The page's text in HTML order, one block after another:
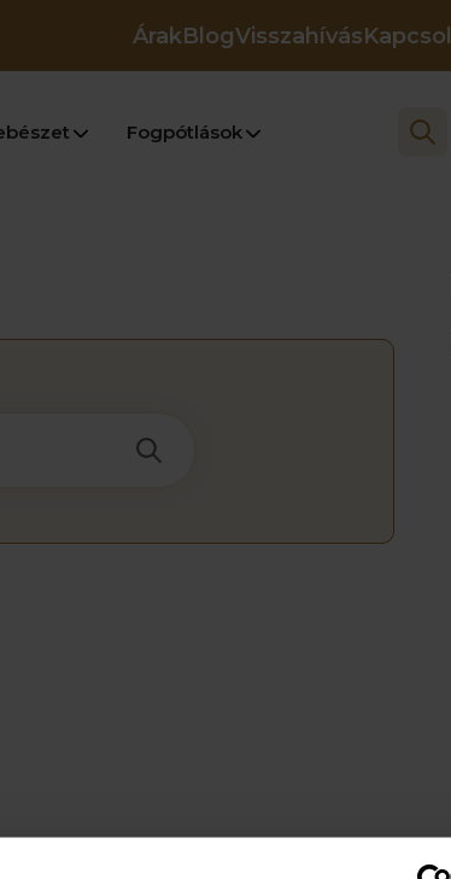
ÁrakBlogVisszahívás
Fogpótlások